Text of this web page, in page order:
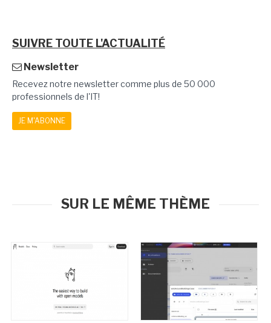
SUIVRE TOUTE L'ACTUALITÉ
Newsletter
Recevez notre newsletter comme plus de 50 000
professionnels de l'IT!
JE M'ABONNE
SUR LE MÊME THÈME